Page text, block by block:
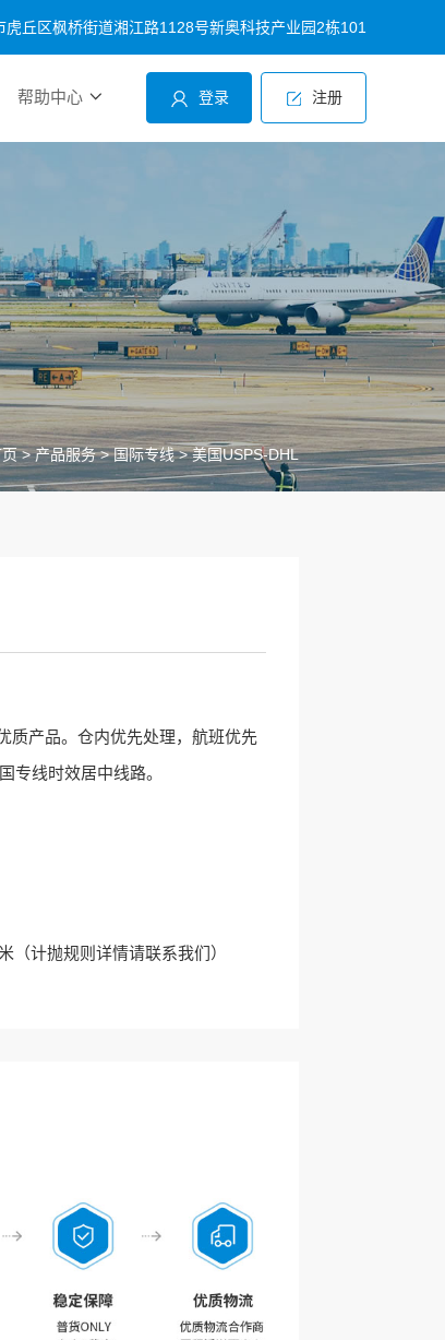
虎丘区枫桥街道湘江路1128号新奥科技产业园2栋101
帮助中心 登录 注册
>产品服务>国际专线>美国USPS-DHL
质产品。仓内优先处理，航班优先
专线时效居中线路。
（计抛规则详情请联系我们）